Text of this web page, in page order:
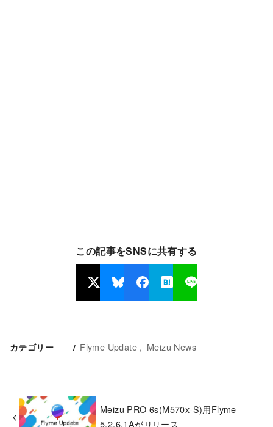
この記事をSNSに共有する
カテゴリー Flyme Update Meizu News
Meizu PRO 6s(M570x-S)用Flyme
5.2.6.1Aがリリース